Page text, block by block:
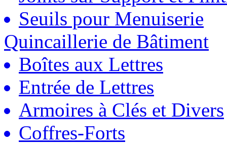
Seuils pour Menuiserie
Quincaillerie de Bâtiment
Boîtes aux Lettres
Entrée de Lettres
Armoires à Clés et Divers
Coffres-Forts